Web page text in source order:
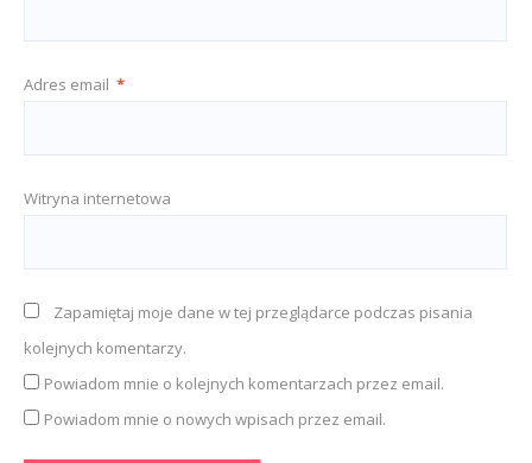
Adres email *
Witryna internetowa
Zapamiętaj moje dane w tej przeglądarce podczas pisania
kolejnych komentarzy.
Powiadom mnie o kolejnych komentarzach przez email.
Powiadom mnie o nowych wpisach przez email.